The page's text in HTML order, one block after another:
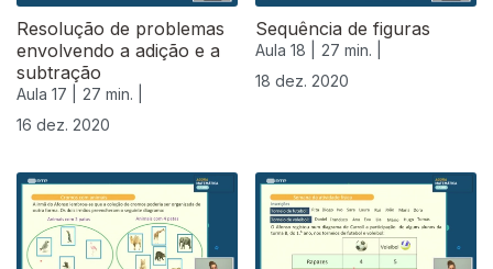
Resolução de problemas
envolvendo a adição e a
subtração
Aula 17 |
27 min. |
16 dez. 2020
Sequência de figuras
Aula 18 |
27 min. |
18 dez. 2020